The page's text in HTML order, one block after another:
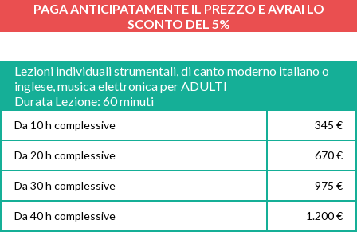
PAGA ANTICIPATAMENTE IL PREZZO E AVRAI LO
SCONTO DEL 5%
Lezioni individuali strumentali, di canto moderno italiano o
inglese, musica elettronica per ADULTI
Durata Lezione: 60 minuti
Da 10 h complessive 345 €
Da 20 h complessive 670 €
Da 30 h complessive 975 €
Da 40 h complessive 1.200 €